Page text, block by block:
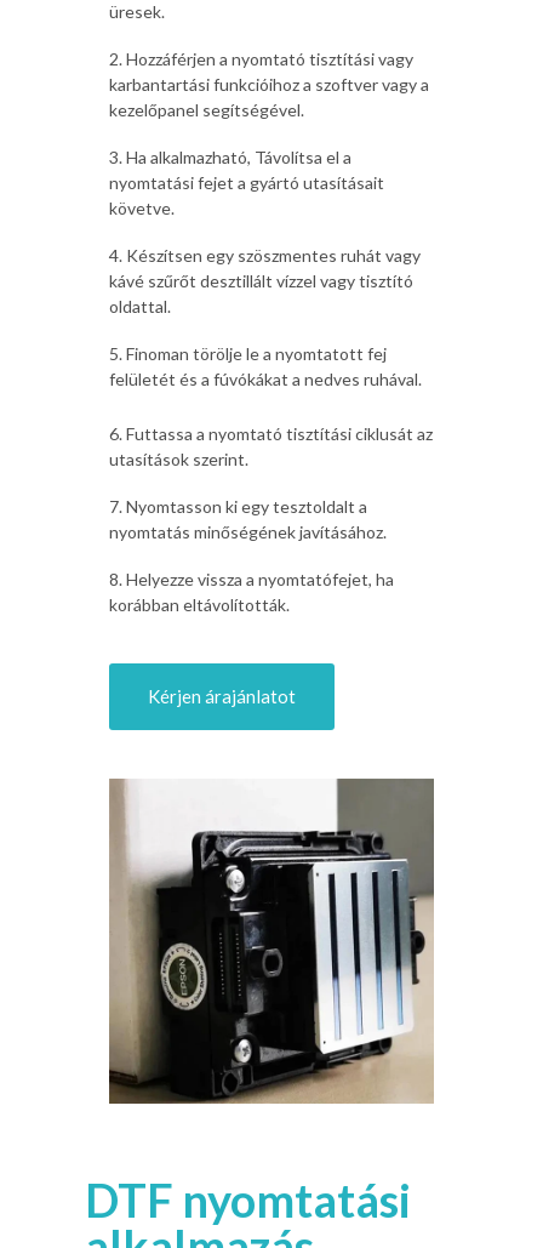
üresek.
2. Hozzáférjen a nyomtató tisztítási vagy
karbantartási funkcióihoz a szoftver vagy a
kezelőpanel segítségével.
3. Ha alkalmazható, Távolítsa el a
nyomtatási fejet a gyártó utasításait
követve.
4. Készítsen egy szöszmentes ruhát vagy
kávé szűrőt desztillált vízzel vagy tisztító
oldattal.
5. Finoman törölje le a nyomtatott fej
felületét és a fúvókákat a nedves ruhával.
6. Futtassa a nyomtató tisztítási ciklusát az
utasítások szerint.
7. Nyomtasson ki egy tesztoldalt a
nyomtatás minőségének javításához.
8. Helyezze vissza a nyomtatófejet, ha
korábban eltávolították.
Kérjen árajánlatot
DTF nyomtatási